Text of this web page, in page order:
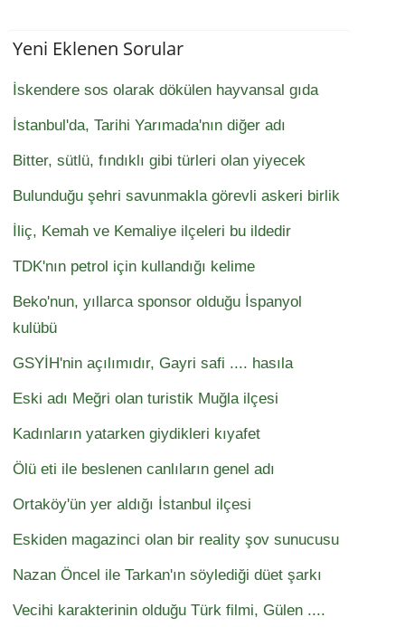
Yeni Eklenen Sorular
İskendere sos olarak dökülen hayvansal gıda
İstanbul'da, Tarihi Yarımada'nın diğer adı
Bitter, sütlü, fındıklı gibi türleri olan yiyecek
Bulunduğu şehri savunmakla görevli askeri birlik
İliç, Kemah ve Kemaliye ilçeleri bu ildedir
TDK'nın petrol için kullandığı kelime
Beko'nun, yıllarca sponsor olduğu İspanyol
kulübü
GSYİH'nin açılımıdır, Gayri safi .... hasıla
Eski adı Meğri olan turistik Muğla ilçesi
Kadınların yatarken giydikleri kıyafet
Ölü eti ile beslenen canlıların genel adı
Ortaköy'ün yer aldığı İstanbul ilçesi
Eskiden magazinci olan bir reality şov sunucusu
Nazan Öncel ile Tarkan'ın söylediği düet şarkı
Vecihi karakterinin olduğu Türk filmi, Gülen ....